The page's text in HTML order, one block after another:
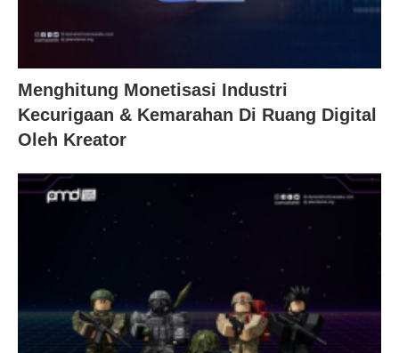
Menghitung Monetisasi Industri
Kecurigaan & Kemarahan Di Ruang Digital
Oleh Kreator